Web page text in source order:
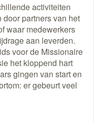
activiteiten
partners van het
waar medewerkers
aan leverden.
voor de Missionaire
het kloppend hart
gingen van start en
er gebeurt veel